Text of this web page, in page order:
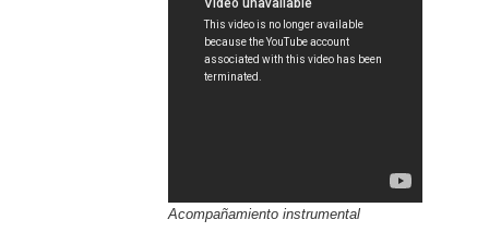
Acompañamiento instrumental